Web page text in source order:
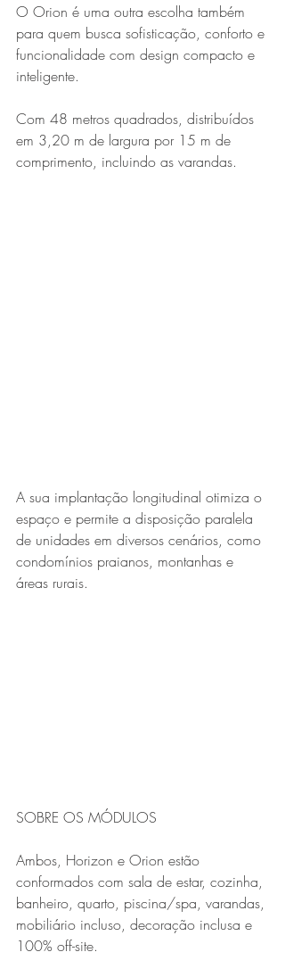
O Orion é uma outra escolha também
para quem busca sofisticação, conforto e
funcionalidade com design compacto e
inteligente.
Com 48 metros quadrados, distribuídos
em 3,20 m de largura por 15 m de
comprimento, incluindo as varandas.
A sua implantação longitudinal otimiza o
espaço e permite a disposição paralela
de unidades em diversos cenários, como
condomínios praianos, montanhas e
áreas rurais.
SOBRE OS MÓDULOS
Ambos, Horizon e Orion estão
conformados com sala de estar, cozinha,
banheiro, quarto, piscina/spa, varandas,
mobiliário incluso, decoração inclusa e
100% off-site.